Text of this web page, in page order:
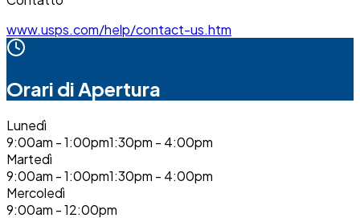
www.usps.com/help/contact-us.htm
Orari di Apertura
Lunedì
9:00am - 1:00pm1:30pm - 4:00pm
Martedì
9:00am - 1:00pm1:30pm - 4:00pm
Mercoledì
9:00am - 12:00pm